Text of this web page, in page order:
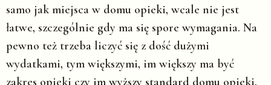
samo jak miejsca w domu opieki, wcale nie jest
łatwe, szczególnie gdy ma się spore wymagania. Na
pewno też trzeba liczyć się z dość dużymi
wydatkami, tym większymi, im większy ma być
zakres opieki czy im wyższy standard domu opieki.